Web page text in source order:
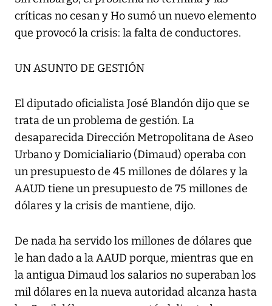
críticas no cesan y Ho sumó un nuevo elemento
que provocó la crisis: la falta de conductores.
UN ASUNTO DE GESTIÓN
El diputado oficialista José Blandón dijo que se
trata de un problema de gestión. La
desaparecida Dirección Metropolitana de Aseo
Urbano y Domicialiario (Dimaud) operaba con
un presupuesto de 45 millones de dólares y la
AAUD tiene un presupuesto de 75 millones de
dólares y la crisis de mantiene, dijo.
De nada ha servido los millones de dólares que
le han dado a la AAUD porque, mientras que en
la antigua Dimaud los salarios no superaban los
mil dólares en la nueva autoridad alcanza hasta